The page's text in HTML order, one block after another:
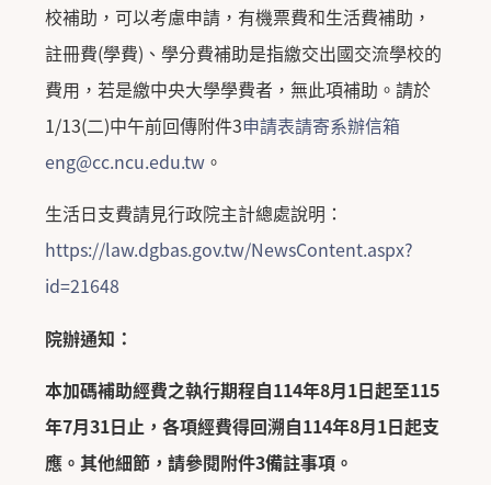
校補助，可以考慮申請，有機票費和生活費補助，
註冊費(學費)、學分費補助是指繳交出國交流學校的
費用，若是繳中央大學學費者，無此項補助。請於
1/13(二)中午前回傳附件3申請表請寄系辦信箱
eng@cc.ncu.edu.tw 。
生活日支費請見行政院主計總處說明：
https://law.dgbas.gov.tw/NewsContent.aspx?
id=21648
院辦通知 ：
本加碼補助經費之執行期程自114年8月1日起至115
年7月31日止，各項經費得回溯自114年8月1日起支
應。其他細節，請參閱附件3備註事項 。